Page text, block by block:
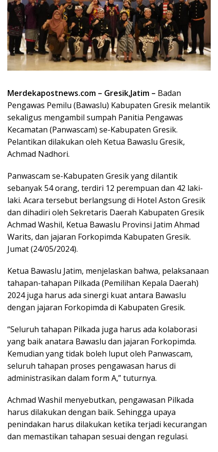
Merdekapostnews.com – Gresik,Jatim – Badan
Pengawas Pemilu (Bawaslu) Kabupaten Gresik melantik
sekaligus mengambil sumpah Panitia Pengawas
Kecamatan (Panwascam) se-Kabupaten Gresik.
Pelantikan dilakukan oleh Ketua Bawaslu Gresik,
Achmad Nadhori.
Panwascam se-Kabupaten Gresik yang dilantik
sebanyak 54 orang, terdiri 12 perempuan dan 42 laki-
laki. Acara tersebut berlangsung di Hotel Aston Gresik
dan dihadiri oleh Sekretaris Daerah Kabupaten Gresik
Achmad Washil, Ketua Bawaslu Provinsi Jatim Ahmad
Warits, dan jajaran Forkopimda Kabupaten Gresik.
Jumat (24/05/2024).
Ketua Bawaslu Jatim, menjelaskan bahwa, pelaksanaan
tahapan-tahapan Pilkada (Pemilihan Kepala Daerah)
2024 juga harus ada sinergi kuat antara Bawaslu
dengan jajaran Forkopimda di Kabupaten Gresik.
“Seluruh tahapan Pilkada juga harus ada kolaborasi
yang baik anatara Bawaslu dan jajaran Forkopimda.
Kemudian yang tidak boleh luput oleh Panwascam,
seluruh tahapan proses pengawasan harus di
administrasikan dalam form A,” tuturnya.
Achmad Washil menyebutkan, pengawasan Pilkada
harus dilakukan dengan baik. Sehingga upaya
penindakan harus dilakukan ketika terjadi kecurangan
dan memastikan tahapan sesuai dengan regulasi.